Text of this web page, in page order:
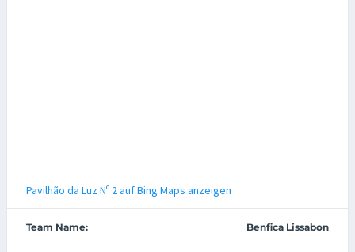
Pavilhão da Luz Nº 2 auf Bing Maps anzeigen
Team Name: Benfica Lissabon